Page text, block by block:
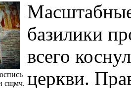
сщмч.
базилики
всего
церкви.